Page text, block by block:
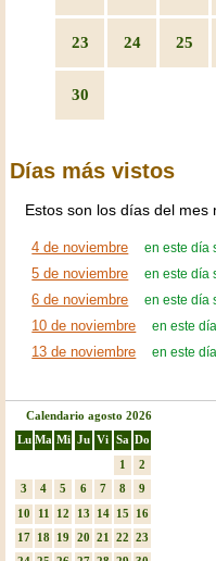
23 24 25
30
Días más vistos
Estos son los días del mes
4 de noviembre en este día
5 de noviembre en este día
6 de noviembre en este día
10 de noviembre en este
13 de noviembre en este
Calendario agosto 2026
Lu Ma Mi Ju Vi Sa Do
1
2
3
4 5 6 7 8
9
10
11 12 13 14 15
16
17 18 19 20 21 22
23